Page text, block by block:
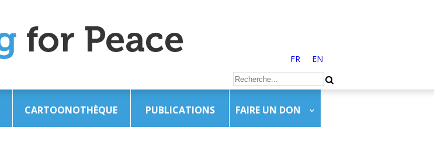
FR EN
CARTOONOTHÈQUE PUBLICATIONS FAIRE UN DON